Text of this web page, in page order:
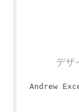
デ
Andrew